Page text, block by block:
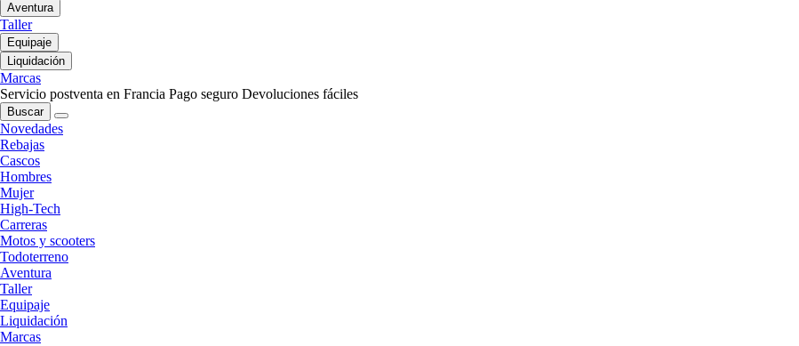
Aventura
Taller
Equipaje
Liquidación
Marcas
Servicio postventa en Francia Pago seguro Devoluciones fáciles
Buscar
Novedades
Rebajas
Cascos
Hombres
Mujer
High-Tech
Carreras
Motos y scooters
Todoterreno
Aventura
Taller
Equipaje
Liquidación
Marcas